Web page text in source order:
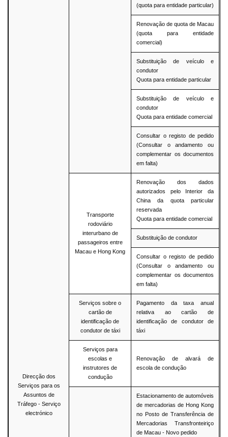
Direcção dos
Serviços para os
Assuntos de
Tráfego - Serviço
electrónico
(quota para entidade particular)
Renovação de quota de Macau
(quota para entidade
comercial)
Substituição de veículo e
condutor
Quota para entidade particular
Substituição de veículo e
condutor
Quota para entidade comercial
Consultar o registo de pedido
(Consultar o andamento ou
complementar os documentos
em falta)
Transporte
rodoviário
interurbano de
passageiros entre
Macau e Hong Kong
Renovação dos dados
autorizados pelo Interior da
China da quota particular
reservada
Quota para entidade comercial
Substituição de condutor
Consultar o registo de pedido
(Consultar o andamento ou
complementar os documentos
em falta)
Serviços sobre o
cartão de
identificação de
condutor de táxi
Pagamento da taxa anual
relativa ao cartão de
identificação de condutor de
táxi
Serviços para
escolas e
instrutores de
condução
Renovação de alvará de
escola de condução
Estacionamento de automóveis
de mercadorias de Hong Kong
no Posto de Transferência de
Mercadorias Transfronteiriço
de Macau - Novo pedido